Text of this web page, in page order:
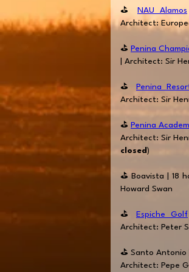
⛳️ NAU Alamos
Architect:
⛳️ Penina
| Architect: Sir
⛳️ Penina
Architect: Sir
⛳️ Penina
Architect: Sir
closed )
⛳️ Boavista | 18
Howard Swan
⛳️ Espiche Golf
Architect: Peter
⛳️ Santo Antonio |
Architect: Pepe